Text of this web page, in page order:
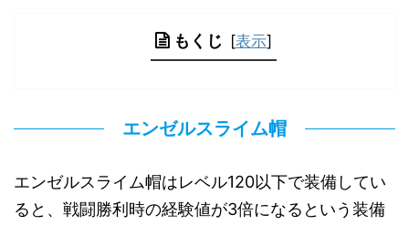
もくじ [表示]
エンゼルスライム帽
エンゼルスライム帽はレベル120以下で装備してい
ると、戦闘勝利時の経験値が3倍になるという装備